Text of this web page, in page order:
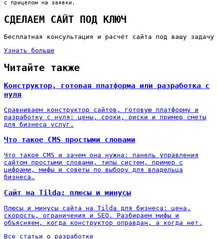
с прицелом на заявки.
СДЕЛАЕМ САЙТ ПОД КЛЮЧ
Бесплатная консультация и расчёт сайта под вашу задачу
Узнать больше
Читайте также
Конструктор, готовая платформа или разработка с
нуля
Сравниваем конструктор сайтов, готовую платформу и
разработку с нуля: цены, сроки, риски и пример сметы
для бизнеса услуг.
Что такое CMS простыми словами
Что такое CMS и зачем она нужна: панель управления
сайтом простыми словами, типы систем, пример с
цифрами, мифы и советы по выбору для владельца
бизнеса.
Сайт на Tilda: плюсы и минусы
Плюсы и минусы сайта на Tilda для бизнеса: цена,
скорость, ограничения и SEO. Разбираем мифы и
объясняем, когда конструктор оправдан, а когда нет.
Все статьи о разработке